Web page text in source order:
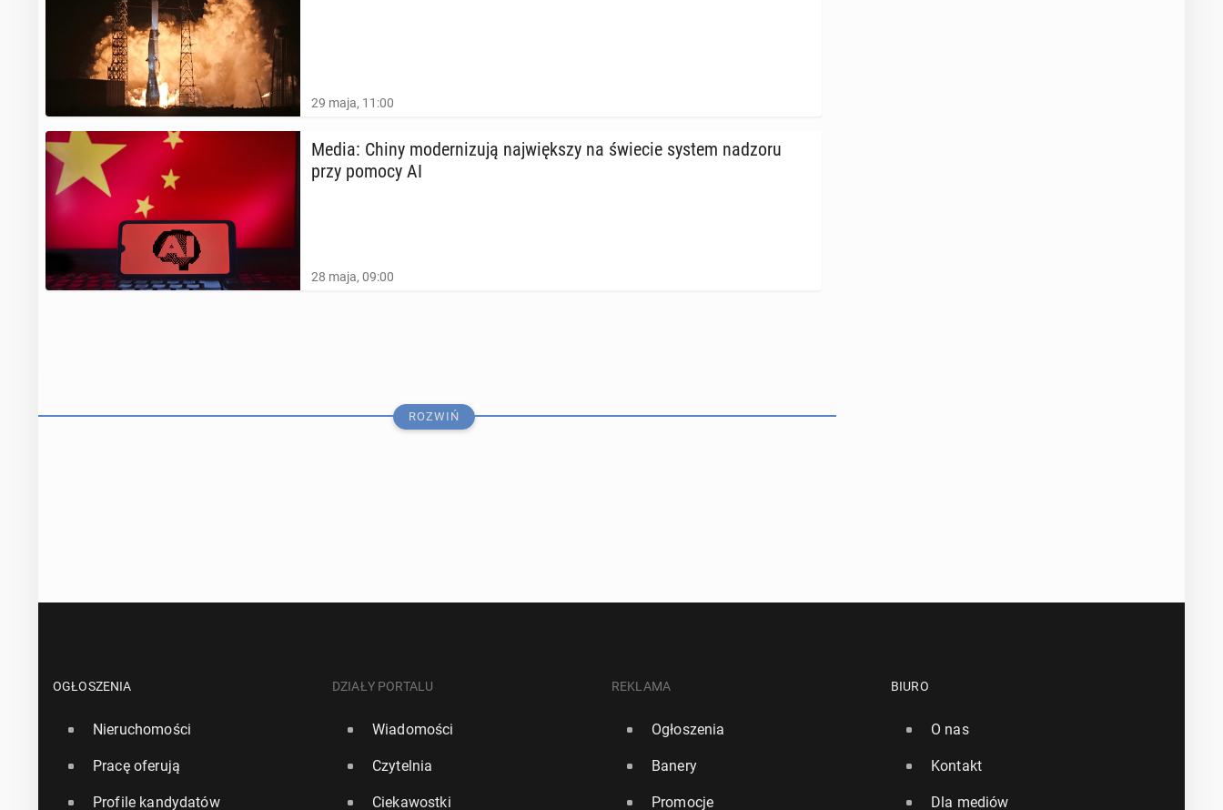
29 maja, 11:00
Media: Chiny mo­der­ni­zu­ją naj­więk­szy na świecie system nadzoru
przy pomocy AI
28 maja, 09:00
Elon Musk: "Za 10–20 lat praca będzie wyborem, a pie­nią­dze stracą
ROZWIŃ
OGŁOSZENIA
Nieruchomości
Pracę oferują
Profile kandydatów
DZIAŁY PORTALU
Wiadomości
Czytelnia
Ciekawostki
REKLAMA
Ogłoszenia
Banery
Promocje
BIURO
O nas
Kontakt
Dla mediów